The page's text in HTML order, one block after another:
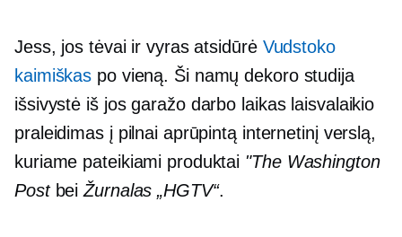
Jess, jos tėvai ir vyras atsidūrė Vudstoko
kaimiškas po vieną. Ši namų dekoro studija
išsivystė iš jos garažo darbo laikaslaisvalaikio
praleidimas į pilnai aprūpintą internetinį verslą,
kuriame pateikiami produktai "The Washington
PostbeiŽurnalas „HGTV“.